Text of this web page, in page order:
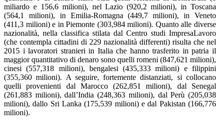
miliardo e 156,6 milioni), nel Lazio (920,2 milioni), in Toscana
(564,1 milioni), in Emilia-Romagna (449,7 milioni), in Veneto
(411,3 milioni) e in Piemonte (303,984 milioni). Quanto alle diverse
nazionalità, nella classifica stilata dal Centro studi ImpresaLavoro
(che contempla cittadini di 229 nazionalità differenti) risulta che nel
2015 i lavoratori stranieri in Italia che hanno trasferito in patria il
maggior quantitativo di denaro sono quelli romeni (847,621 milioni),
cinesi (557,318 milioni), bengalesi (435,333 milioni) e filippini
(355,360 milioni). A seguire, fortemente distanziati, si collocano
quelli provenienti dal Marocco (262,851 milioni), dal Senegal
(261,883 milioni), dall’India (248,363 milioni), dal Perù (205,038
milioni), dallo Sri Lanka (175,539 milioni) e dal Pakistan (166,776
milioni).